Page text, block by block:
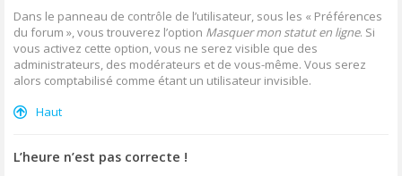
Dans le panneau de contrôle de l’utilisateur, sous les « Préférences
du forum », vous trouverez l’option Masquer mon statut en ligne. Si
vous activez cette option, vous ne serez visible que des
administrateurs, des modérateurs et de vous-même. Vous serez
alors comptabilisé comme étant un utilisateur invisible.
Haut
L’heure n’est pas correcte !